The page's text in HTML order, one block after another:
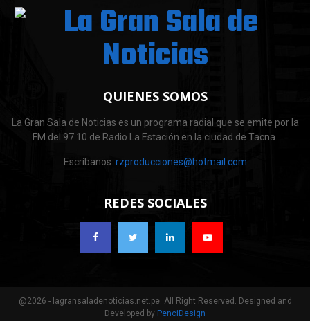
QUIENES SOMOS
La Gran Sala de Noticias es un programa radial que se emite por la
FM del 97.10 de Radio La Estación en la ciudad de Tacna.
Escríbanos: rzproducciones@hotmail.com
REDES SOCIALES
@2026 - lagransaladenoticias.net.pe. All Right Reserved. Designed and
Developed by PenciDesign